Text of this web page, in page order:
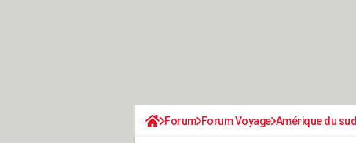
Forum Forum Voyage Amérique du sud